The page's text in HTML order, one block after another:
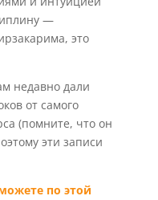
—
это
недавно дали
от самого
(помните, что он
эти записи
по этой